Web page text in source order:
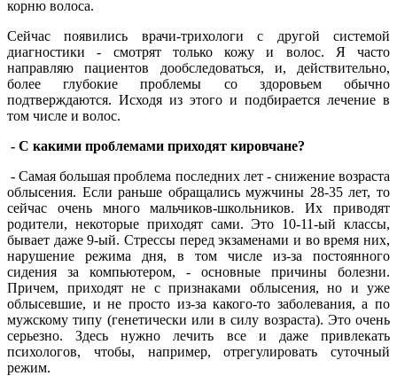
корню волоса.
Сейчас появились врачи-трихологи с другой системой
диагностики - смотрят только кожу и волос. Я часто
направляю пациентов дообследоваться, и, действительно,
более глубокие проблемы со здоровьем обычно
подтверждаются. Исходя из этого и подбирается лечение в
том числе и волос.
- С какими проблемами приходят кировчане?
- Самая большая проблема последних лет - снижение возраста
облысения. Если раньше обращались мужчины 28-35 лет, то
сейчас очень много мальчиков-школьников. Их приводят
родители, некоторые приходят сами. Это 10-11-ый классы,
бывает даже 9-ый. Стрессы перед экзаменами и во время них,
нарушение режима дня, в том числе из-за постоянного
сидения за компьютером, - основные причины болезни.
Причем, приходят не с признаками облысения, но и уже
облысевшие, и не просто из-за какого-то заболевания, а по
мужскому типу (генетически или в силу возраста). Это очень
серьезно. Здесь нужно лечить все и даже привлекать
психологов, чтобы, например, отрегулировать суточный
режим.